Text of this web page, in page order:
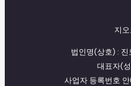
지
법인명(상호) :
대표자(
사업자 등록번호